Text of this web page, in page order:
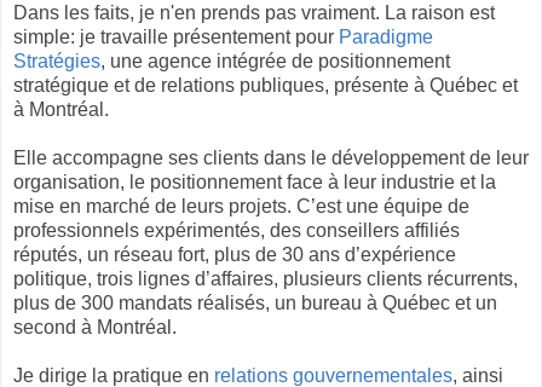
Dans les faits, je n'en prends pas vraiment. La raison est
simple: je travaille présentement pour Paradigme
Stratégies, une agence intégrée de positionnement
stratégique et de relations publiques, présente à Québec et
à Montréal.
Elle accompagne ses clients dans le développement de leur
organisation, le positionnement face à leur industrie et la
mise en marché de leurs projets. C’est une équipe de
professionnels expérimentés, des conseillers affiliés
réputés, un réseau fort, plus de 30 ans d’expérience
politique, trois lignes d’affaires, plusieurs clients récurrents,
plus de 300 mandats réalisés, un bureau à Québec et un
second à Montréal.
Je dirige la pratique en relations gouvernementales, ainsi